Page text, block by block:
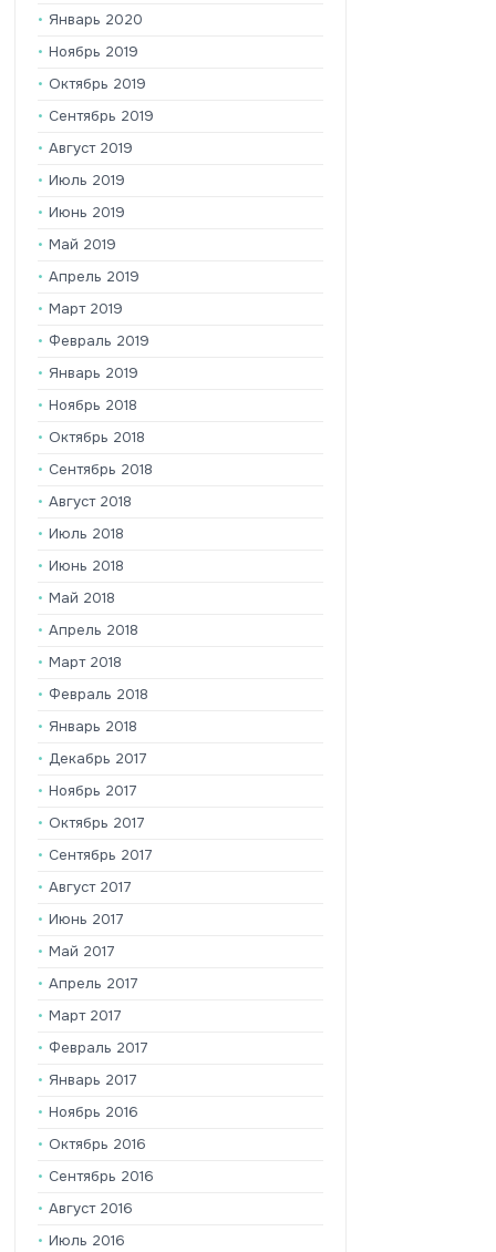
Январь 2020
Ноябрь 2019
Октябрь 2019
Сентябрь 2019
Август 2019
Июль 2019
Июнь 2019
Май 2019
Апрель 2019
Март 2019
Февраль 2019
Январь 2019
Ноябрь 2018
Октябрь 2018
Сентябрь 2018
Август 2018
Июль 2018
Июнь 2018
Май 2018
Апрель 2018
Март 2018
Февраль 2018
Январь 2018
Декабрь 2017
Ноябрь 2017
Октябрь 2017
Сентябрь 2017
Август 2017
Июнь 2017
Май 2017
Апрель 2017
Март 2017
Февраль 2017
Январь 2017
Ноябрь 2016
Октябрь 2016
Сентябрь 2016
Август 2016
Июль 2016